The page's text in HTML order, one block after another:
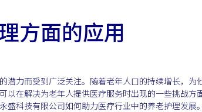
方面的应用
潜力而受到广泛关注。随着老年人口的持续增长，为
以在解决为老年人提供医疗服务时出现的一些挑战方
科技有限公司如何助力医疗行业中的养老护理发展。